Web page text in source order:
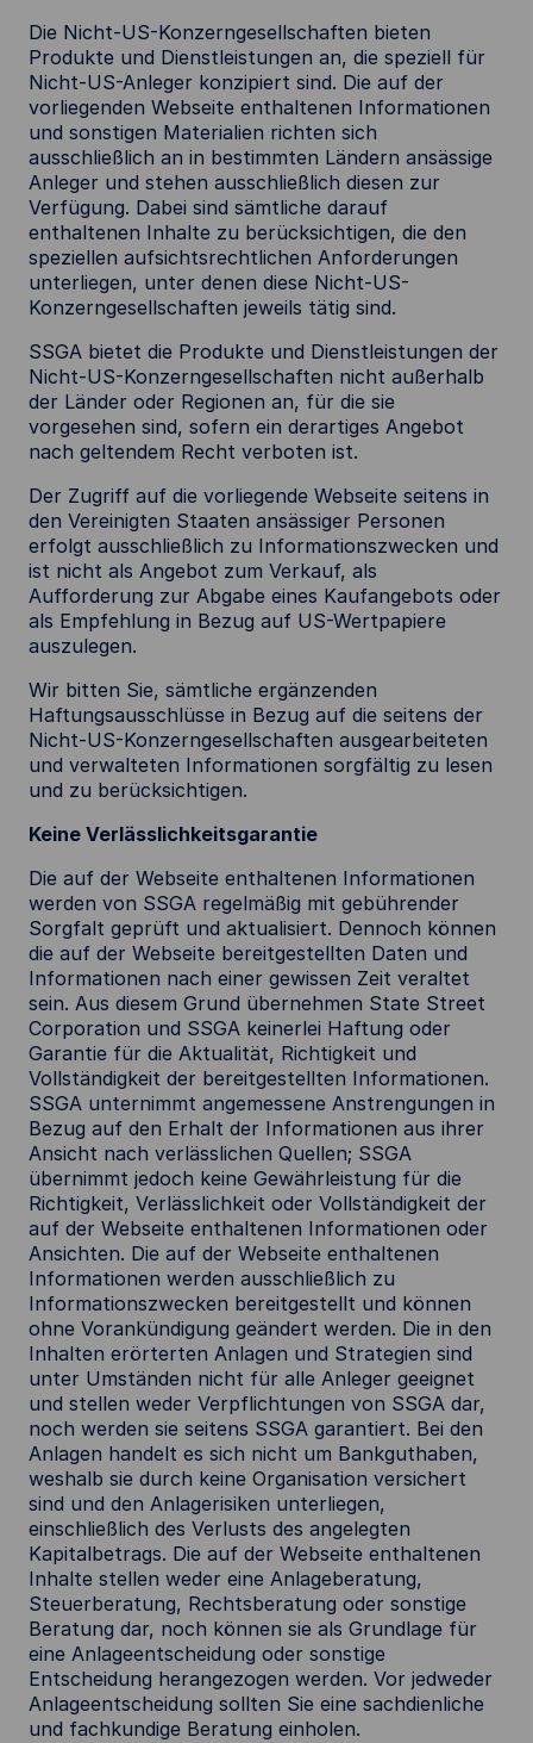
Die Nicht-US-Konzerngesellschaften bieten
Produkte und Dienstleistungen an, die speziell für
Nicht-US-Anleger konzipiert sind. Die auf der
vorliegenden Webseite enthaltenen Informationen
und sonstigen Materialien richten sich
ausschließlich an in bestimmten Ländern ansässige
Anleger und stehen ausschließlich diesen zur
Verfügung. Dabei sind sämtliche darauf
enthaltenen Inhalte zu berücksichtigen, die den
speziellen aufsichtsrechtlichen Anforderungen
unterliegen, unter denen diese Nicht-US-
Konzerngesellschaften jeweils tätig sind.
SSGA bietet die Produkte und Dienstleistungen der
Nicht-US-Konzerngesellschaften nicht außerhalb
der Länder oder Regionen an, für die sie
vorgesehen sind, sofern ein derartiges Angebot
nach geltendem Recht verboten ist.
Der Zugriff auf die vorliegende Webseite seitens in
den Vereinigten Staaten ansässiger Personen
erfolgt ausschließlich zu Informationszwecken und
ist nicht als Angebot zum Verkauf, als
Aufforderung zur Abgabe eines Kaufangebots oder
als Empfehlung in Bezug auf US-Wertpapiere
auszulegen.
Wir bitten Sie, sämtliche ergänzenden
Haftungsausschlüsse in Bezug auf die seitens der
Nicht-US-Konzerngesellschaften ausgearbeiteten
und verwalteten Informationen sorgfältig zu lesen
und zu berücksichtigen.
Keine Verlässlichkeitsgarantie
Die auf der Webseite enthaltenen Informationen
werden von SSGA regelmäßig mit gebührender
Sorgfalt geprüft und aktualisiert. Dennoch können
die auf der Webseite bereitgestellten Daten und
Informationen nach einer gewissen Zeit veraltet
sein. Aus diesem Grund übernehmen State Street
Corporation und SSGA keinerlei Haftung oder
Garantie für die Aktualität, Richtigkeit und
Vollständigkeit der bereitgestellten Informationen.
SSGA unternimmt angemessene Anstrengungen in
Bezug auf den Erhalt der Informationen aus ihrer
Ansicht nach verlässlichen Quellen; SSGA
übernimmt jedoch keine Gewährleistung für die
Richtigkeit, Verlässlichkeit oder Vollständigkeit der
auf der Webseite enthaltenen Informationen oder
Ansichten. Die auf der Webseite enthaltenen
Informationen werden ausschließlich zu
Informationszwecken bereitgestellt und können
ohne Vorankündigung geändert werden. Die in den
Inhalten erörterten Anlagen und Strategien sind
unter Umständen nicht für alle Anleger geeignet
und stellen weder Verpflichtungen von SSGA dar,
noch werden sie seitens SSGA garantiert. Bei den
Anlagen handelt es sich nicht um Bankguthaben,
weshalb sie durch keine Organisation versichert
sind und den Anlagerisiken unterliegen,
einschließlich des Verlusts des angelegten
Kapitalbetrags. Die auf der Webseite enthaltenen
Inhalte stellen weder eine Anlageberatung,
Steuerberatung, Rechtsberatung oder sonstige
Beratung dar, noch können sie als Grundlage für
eine Anlageentscheidung oder sonstige
Entscheidung herangezogen werden. Vor jedweder
Anlageentscheidung sollten Sie eine sachdienliche
und fachkundige Beratung einholen.